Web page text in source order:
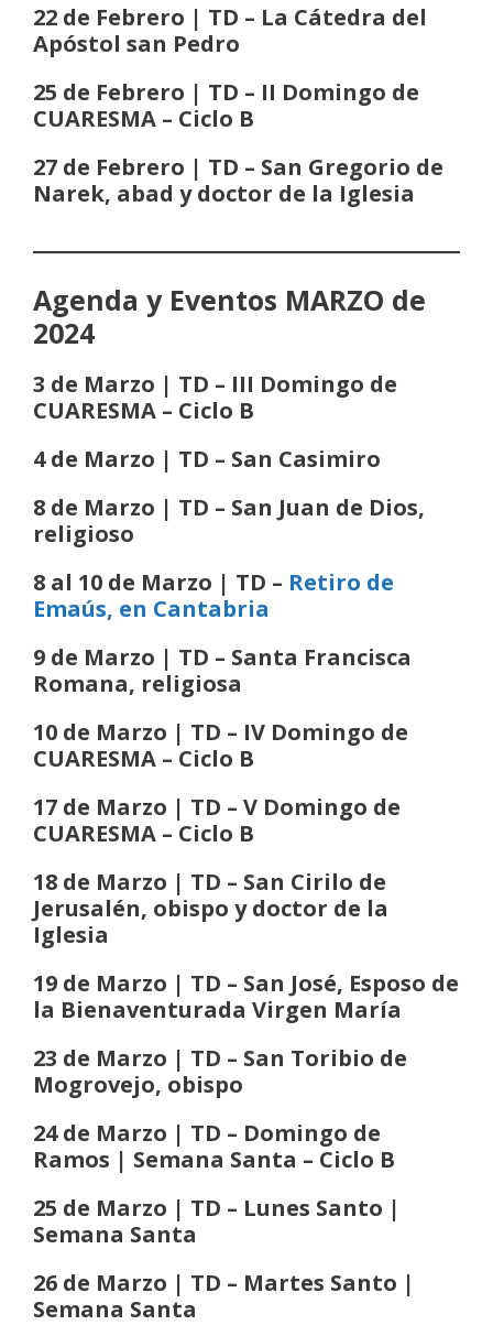
22 de Febrero | TD – La Cátedra del
Apóstol san Pedro
25 de Febrero | TD – II Domingo de
CUARESMA – Ciclo B
27 de Febrero | TD – San Gregorio de
Narek, abad y doctor de la Iglesia
Agenda y Eventos MARZO de
2024
3 de Marzo | TD – III Domingo de
CUARESMA – Ciclo B
4 de Marzo | TD – San Casimiro
8 de Marzo | TD – San Juan de Dios,
religioso
8 al 10 de Marzo | TD – Retiro de
Emaús, en Cantabria
9 de Marzo | TD – Santa Francisca
Romana, religiosa
10 de Marzo | TD – IV Domingo de
CUARESMA – Ciclo B
17 de Marzo | TD – V Domingo de
CUARESMA – Ciclo B
18 de Marzo | TD – San Cirilo de
Jerusalén, obispo y doctor de la
Iglesia
19 de Marzo | TD – San José, Esposo de
la Bienaventurada Virgen María
23 de Marzo | TD – San Toribio de
Mogrovejo, obispo
24 de Marzo | TD – Domingo de
Ramos | Semana Santa – Ciclo B
25 de Marzo | TD – Lunes Santo |
Semana Santa
26 de Marzo | TD – Martes Santo |
Semana Santa